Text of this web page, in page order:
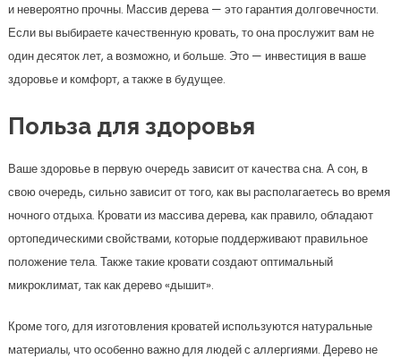
и невероятно прочны. Массив дерева — это гарантия долговечности.
Если вы выбираете качественную кровать, то она прослужит вам не
один десяток лет, а возможно, и больше. Это — инвестиция в ваше
здоровье и комфорт, а также в будущее.
Польза для здоровья
Ваше здоровье в первую очередь зависит от качества сна. А сон, в
свою очередь, сильно зависит от того, как вы располагаетесь во время
ночного отдыха. Кровати из массива дерева, как правило, обладают
ортопедическими свойствами, которые поддерживают правильное
положение тела. Также такие кровати создают оптимальный
микроклимат, так как дерево «дышит».
Кроме того, для изготовления кроватей используются натуральные
материалы, что особенно важно для людей с аллергиями. Дерево не